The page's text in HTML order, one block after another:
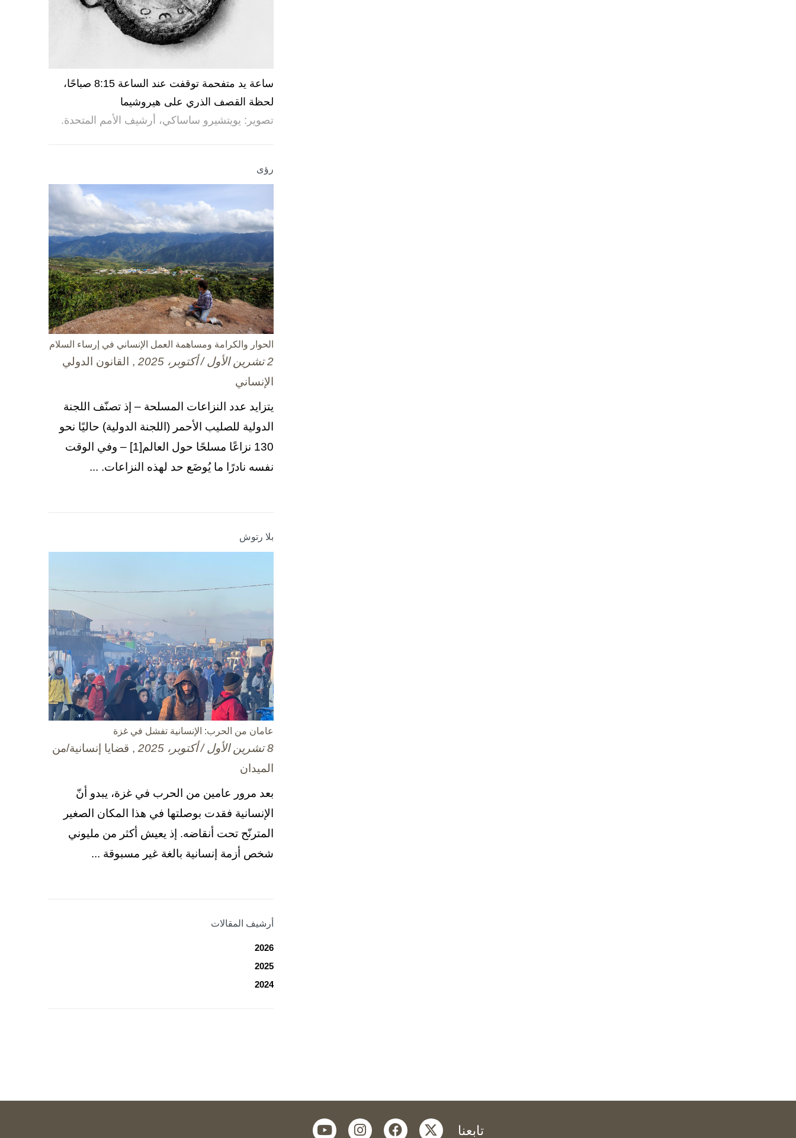
ساعة يد متفحمة توقفت عند الساعة 8:15 صباحًا،
لحظة القصف الذري على هيروشيما
تصوير: يويتشيرو ساساكي، أرشيف الأمم المتحدة.
رؤى
الحوار والكرامة ومساهمة العمل الإنساني في إرساء السلام
2 تشرين الأول / أكتوبر، 2025
, القانون الدولي
الإنساني
يتزايد عدد النزاعات المسلحة – إذ تصنّف اللجنة
الدولية للصليب الأحمر (اللجنة الدولية) حاليًا نحو
130 نزاعًا مسلحًا حول العالم[1] – وفي الوقت
نفسه نادرًا ما يُوضَع حد لهذه النزاعات. ...
بلا رتوش
عامان من الحرب: الإنسانية تفشل في غزة
8 تشرين الأول / أكتوبر، 2025
, قضايا إنسانية/من
الميدان
بعد مرور عامين من الحرب في غزة، يبدو أنّ
الإنسانية فقدت بوصلتها في هذا المكان الصغير
المترنّح تحت أنقاضه. إذ يعيش أكثر من مليوني
شخص أزمة إنسانية بالغة غير مسبوقة ...
أرشيف المقالات
2026
2025
2024
تابعنا twitter
facebook
instagram
youtube